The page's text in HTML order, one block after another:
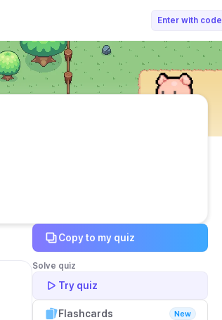
Enter with code
PAK GURU MADUN
Copy to my quiz
Solve quiz
Try quiz
Flashcards New